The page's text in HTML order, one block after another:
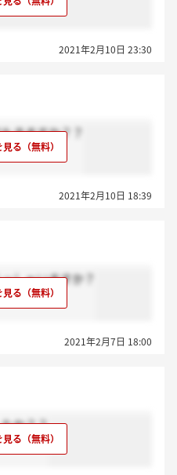
2021年2月10日 23:30
きますか？？
2021年2月10日 18:39
しゃいますか？
2021年2月7日 18:00
か？？